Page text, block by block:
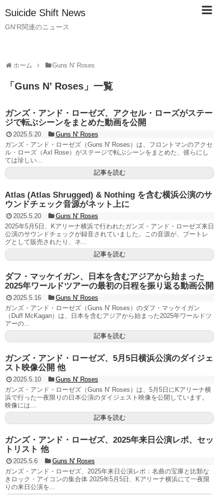
Suicide Shift News
GN'R関連のニュース
ホーム Guns N' Roses
「 Guns N’ Roses 」 一覧
ガンズ・アンド・ローゼズ、アクセル・ローズがステー
ジで転ぶシーンをまとめた動画を公開
2025.5.20
Guns N' Roses
ガンズ・アンド・ローゼズ（Guns N' Roses）は、フロントマンのアクセ
ル・ローズ（Axl Rose）がステージで転ぶシーンをまとめた、彼らにし
ては珍しい...
記事を読む
Atlas (Atlas Shrugged) & Nothing を含む横浜公演のサ
ウンドチェック音源がネット上に
2025.5.20
Guns N' Roses
2025年5月5日、Kアリーナ横浜で行われたガンズ・アンド・ローゼズ来日
公演のサウンドチェックが録音されていました。この音源が、ブートレ
グとして販売されたり、ネ...
記事を読む
ダフ・マッケイガン、日本を含むアジアから始まった
2025年ワールドツアーの最初の日程を振り返る動画公開
2025.5.16
Guns N' Roses
ガンズ・アンド・ローゼズ（Guns N' Roses）のダフ・マッケイガン
（Duff McKagan）は、日本を含むアジアから始まった2025年ワールドツ
アーの...
記事を読む
ガンズ・アンド・ローゼズ、5月5日横浜公演のダイジェ
スト映像公開 他
2025.5.10
Guns N' Roses
ガンズ・アンド・ローゼズ（Guns N' Roses）は、5月5日にKアリーナ横
浜で行った一夜限りの日本公演のダイジェスト映像を公開しています。
映像には...
記事を読む
ガンズ・アンド・ローゼズ、2025年来日公演レポ、セッ
トリスト 他
2025.5.6
Guns N' Roses
ガンズ・アンド・ローゼズ、2025年来日公演レポ：名曲の宝庫と比類な
きロック・アイコンの集合体 2025年5月5日、Kアリーナ横浜にて一夜限
りの来日公演を...